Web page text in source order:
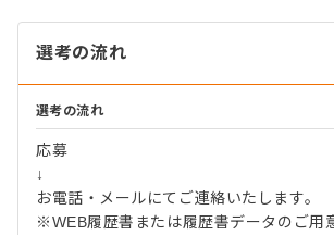
選考の流れ
選考の流れ
応募
↓
お電話・メールにてご連絡いたします。
※WEB履歴書または履歴書データのご用